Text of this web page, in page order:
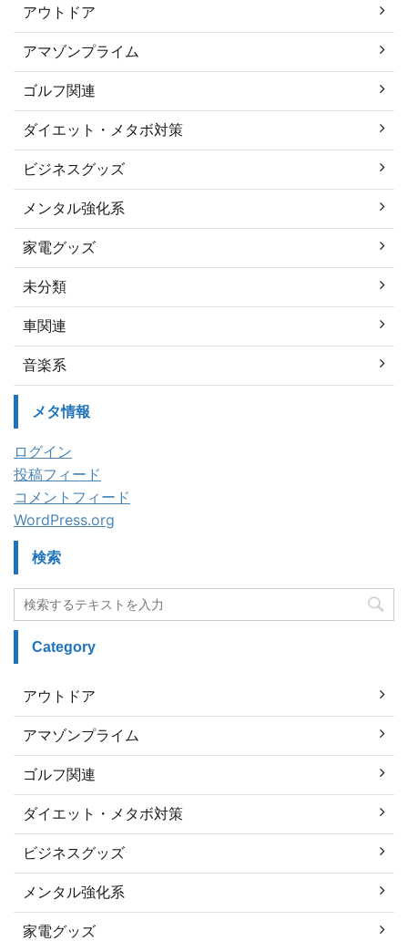
アウトドア
アマゾンプライム
ゴルフ関連
ダイエット・メタボ対策
ビジネスグッズ
メンタル強化系
家電グッズ
未分類
車関連
音楽系
メタ情報
ログイン
投稿フィード
コメントフィード
WordPress.org
検索
Category
アウトドア
アマゾンプライム
ゴルフ関連
ダイエット・メタボ対策
ビジネスグッズ
メンタル強化系
家電グッズ